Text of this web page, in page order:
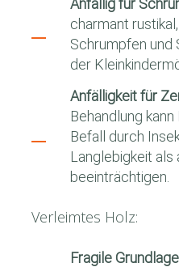
Anfällig für
charmant
Schrumpfen und
der
Anfälligkeit für
Behandlung
Befall durch
Langlebigkeit als
beeinträchtigen.
Verleimtes Holz:
Fragile